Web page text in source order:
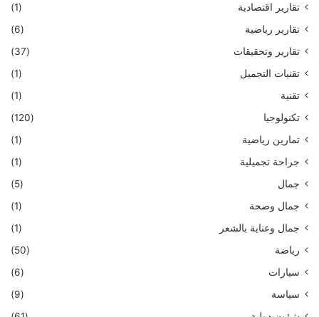
تقارير اقتصادية
(1)
تقارير رياضية
(6)
تقارير وتحقيقات
(37)
تقنيات التجميل
(1)
تقنية
(1)
تكنولوجيا
(120)
تمارين رياضية
(1)
جراحة تجميلية
(1)
جمال
(5)
جمال وصحة
(1)
جمال وعناية بالشعر
(1)
رياضة
(50)
سيارات
(6)
سياسة
(9)